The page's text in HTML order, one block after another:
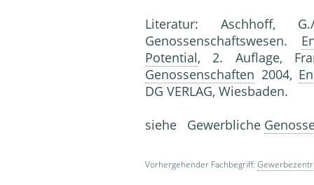
Literatur: Aschhoff,
Genossenschaftswesen.
Potential, 2. Auflage,
Genossenschaften 2004,
DG VERLAG, Wiesbaden.
siehe Gewerbliche
Vorhergehender Fachbegriff: